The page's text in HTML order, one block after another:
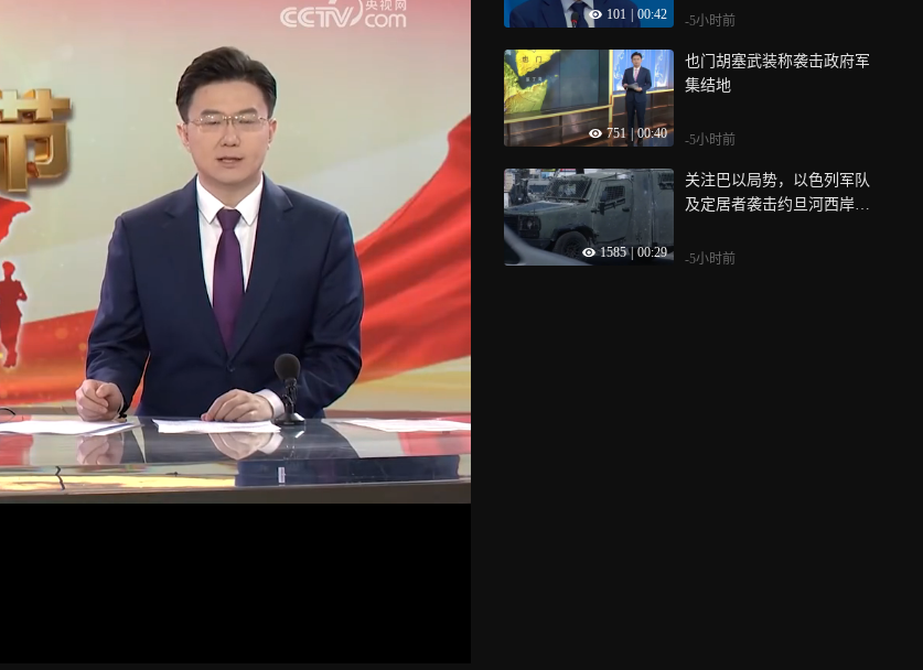
101 00:42 -5小时前
751 00:40
也门胡塞武装称袭击政府军
集结地
-5小时前
1585 | 00:29
关注巴以局势，以色列军队
及定居者袭击约旦河西岸多
-5小时前